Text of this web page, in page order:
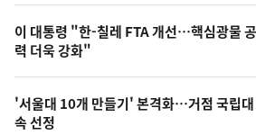
오
늘
의
사
이 대통령 "한-칠레 FTA 개선…핵심광물
력 더욱 강화"
'서울대 10개 만들기' 본격화…거점 국립대
속 선정